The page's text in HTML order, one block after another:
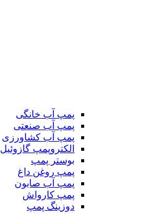
پمپ آب خانگی
پمپ آب صنعتی
پمپ آب کشاورزی
الکتروپمپ گازوئیل
بوستر پمپ
پمپ روغن داغ
پمپ آب صابون
پمپ کارواش
دوزینگ پمپ